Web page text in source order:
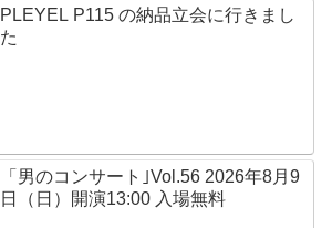
PLEYEL P115 の納品立会に行きまし
た
「男のコンサート｣Vol.56 2026年8月9
日（日）開演13:00 入場無料